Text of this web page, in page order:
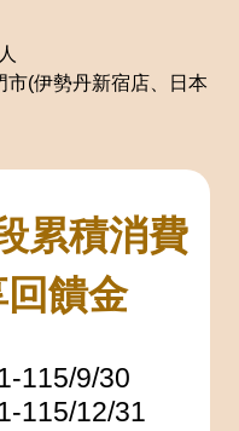
市(伊勢丹新宿店、日本
累積消費
饋金
115/9/30
115/12/31